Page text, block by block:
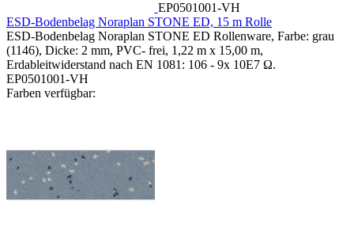
EP0501001-VH
ESD-Bodenbelag Noraplan STONE ED, 15 m Rolle
ESD-Bodenbelag Noraplan STONE ED Rollenware, Farbe: grau
(1146), Dicke: 2 mm, PVC- frei, 1,22 m x 15,00 m,
Erdableitwiderstand nach EN 1081: 106 - 9x 10E7 Ω.
EP0501001-VH
Farben verfügbar: